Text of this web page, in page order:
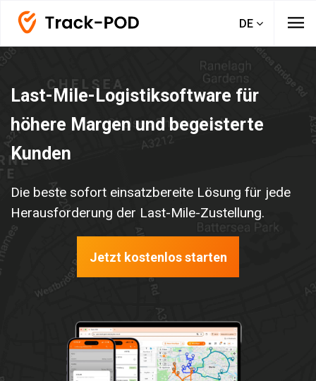
DE menu
Last-Mile-Logistiksoftware für
höhere Margen und begeisterte
Kunden
Die beste sofort einsatzbereite Lösung für jede
Herausforderung der Last-Mile-Zustellung.
Jetzt kostenlos starten